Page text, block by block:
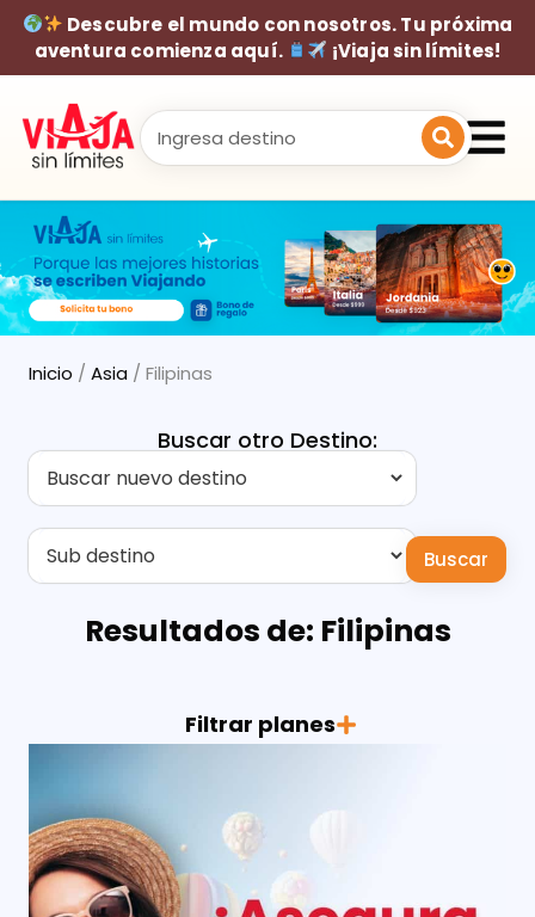
Descubre el mundo con nosotros. Tu próxima
aventura comienza aquí.
¡Viaja sin límites!
Inicio / Asia / Filipinas
Buscar otro Destino:
Buscar
Resultados de: Filipinas
Filtrar planes